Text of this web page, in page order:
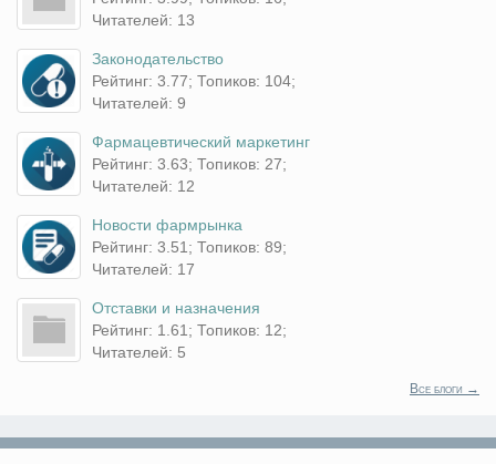
Читателей: 13
Законодательство
Рейтинг: 3.77; Топиков: 104;
Читателей: 9
Фармацевтический маркетинг
Рейтинг: 3.63; Топиков: 27;
Читателей: 12
Новости фармрынка
Рейтинг: 3.51; Топиков: 89;
Читателей: 17
Отставки и назначения
Рейтинг: 1.61; Топиков: 12;
Читателей: 5
Все блоги →